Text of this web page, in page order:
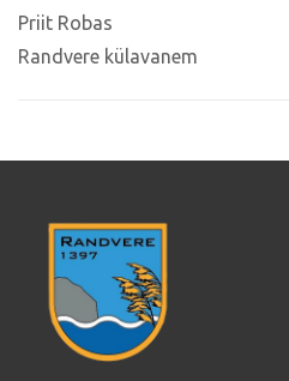
Priit Robas
Randvere külavanem